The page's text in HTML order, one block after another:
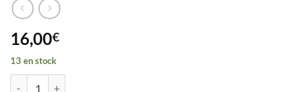
16,00€
13 en stock